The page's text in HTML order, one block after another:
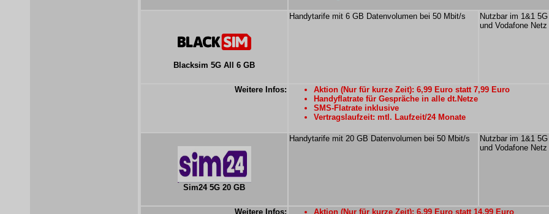
Blacksim 5G All 6 GB
Handytarife mit 6 GB Datenvolumen bei 50 Mbit/s
Nutzbar im 1&1
und Vodafone Netz
Weitere Infos:
Aktion (Nur für kurze Zeit): 6,99 Euro statt 7,99 Euro
Handyflatrate für Gespräche in alle dt.Netze
SMS-Flatrate inklusive
Vertragslaufzeit: mtl. Laufzeit/24 Monate
Sim24 5G 20 GB
Handytarife mit 20 GB Datenvolumen bei 50 Mbit/s
Nutzbar im 1&1
und Vodafone Netz
Weitere Infos:
Aktion (Nur für kurze Zeit): 6,99 Euro statt 14,99 Euro